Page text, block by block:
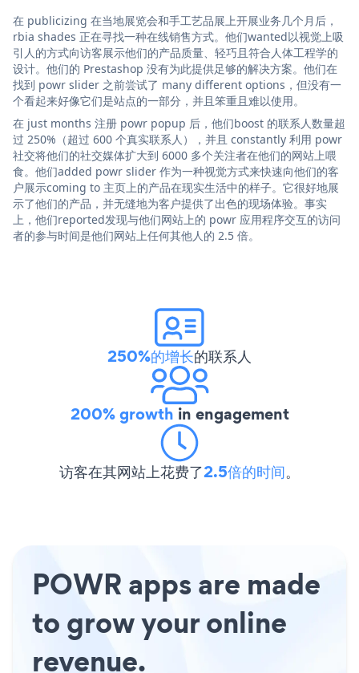
在 publicizing 在当地展览会和手工艺品展上开展业务几个月后，
rbia shades 正在寻找一种在线销售方式。他们wanted以视觉上吸
引人的方式向访客展示他们的产品质量、轻巧且符合人体工程学的
设计。他们的 Prestashop 没有为此提供足够的解决方案。他们在
找到 powr slider 之前尝试了 many different options，但没有一
个看起来好像它们是站点的一部分，并且笨重且难以使用。
在 just months 注册 powr popup 后，他们boost 的联系人数量超
过 250%（超过 600 个真实联系人），并且 constantly 利用 powr
社交将他们的社交媒体扩大到 6000 多个关注者在他们的网站上喂
食。他们added powr slider 作为一种视觉方式来快速向他们的客
户展示coming to 主页上的产品在现实生活中的样子。它很好地展
示了他们的产品，并无缝地为客户提供了出色的现场体验。事实
上，他们reported发现与他们网站上的 powr 应用程序交互的访问
者的参与时间是他们网站上任何其他人的 2.5 倍。
250%的增长的联系人
200% growth in engagement
访客在其网站上花费了2.5倍的时间。
POWR apps are made
to grow your online
revenue.